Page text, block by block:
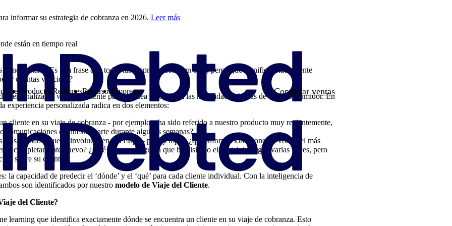
informar su estrategia de cobranza en 2026. Leer más
ProductosRegionesRecursosEmpresa Contactar ventas
están en tiempo real
donde están.” Es una frase que todas las empresas conocen bien, pero ¿qué significa exactamente
cuentas vencidas?
de personalizar el viaje del cliente para que sea receptivo a las necesidades únicas de cada consumidor. En
experiencia personalizada radica en dos elementos:
cliente en su viaje de cobranza - por ejemplo, ¿ha sido referido a nuestro producto muy recientemente,
comunicaciones de nuestra parte durante algunas semanas?
probable que lo involucre en esa etapa - por ejemplo, ¿qué información o tono de voz es el más
completamente nuevo? ¿Qué pasa con alguien que ha visitado el portal de pagos varias veces, pero
sobre su cuenta?
la capacidad de predecir el ‘dónde’ y el ‘qué’ para cada cliente individual. Con la inteligencia de
son identificados por nuestro modelo de Viaje del Cliente.
del Cliente?
learning que identifica exactamente dónde se encuentra un cliente en su viaje de cobranza. Esto